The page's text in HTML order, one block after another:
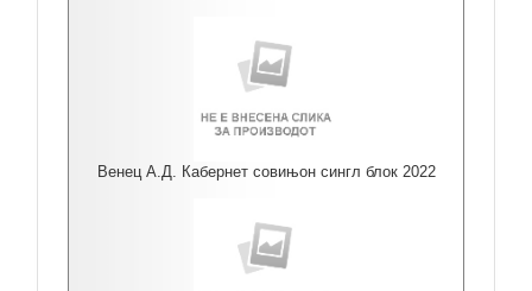
Венец А.Д. Кабернет совињон сингл блок 2022